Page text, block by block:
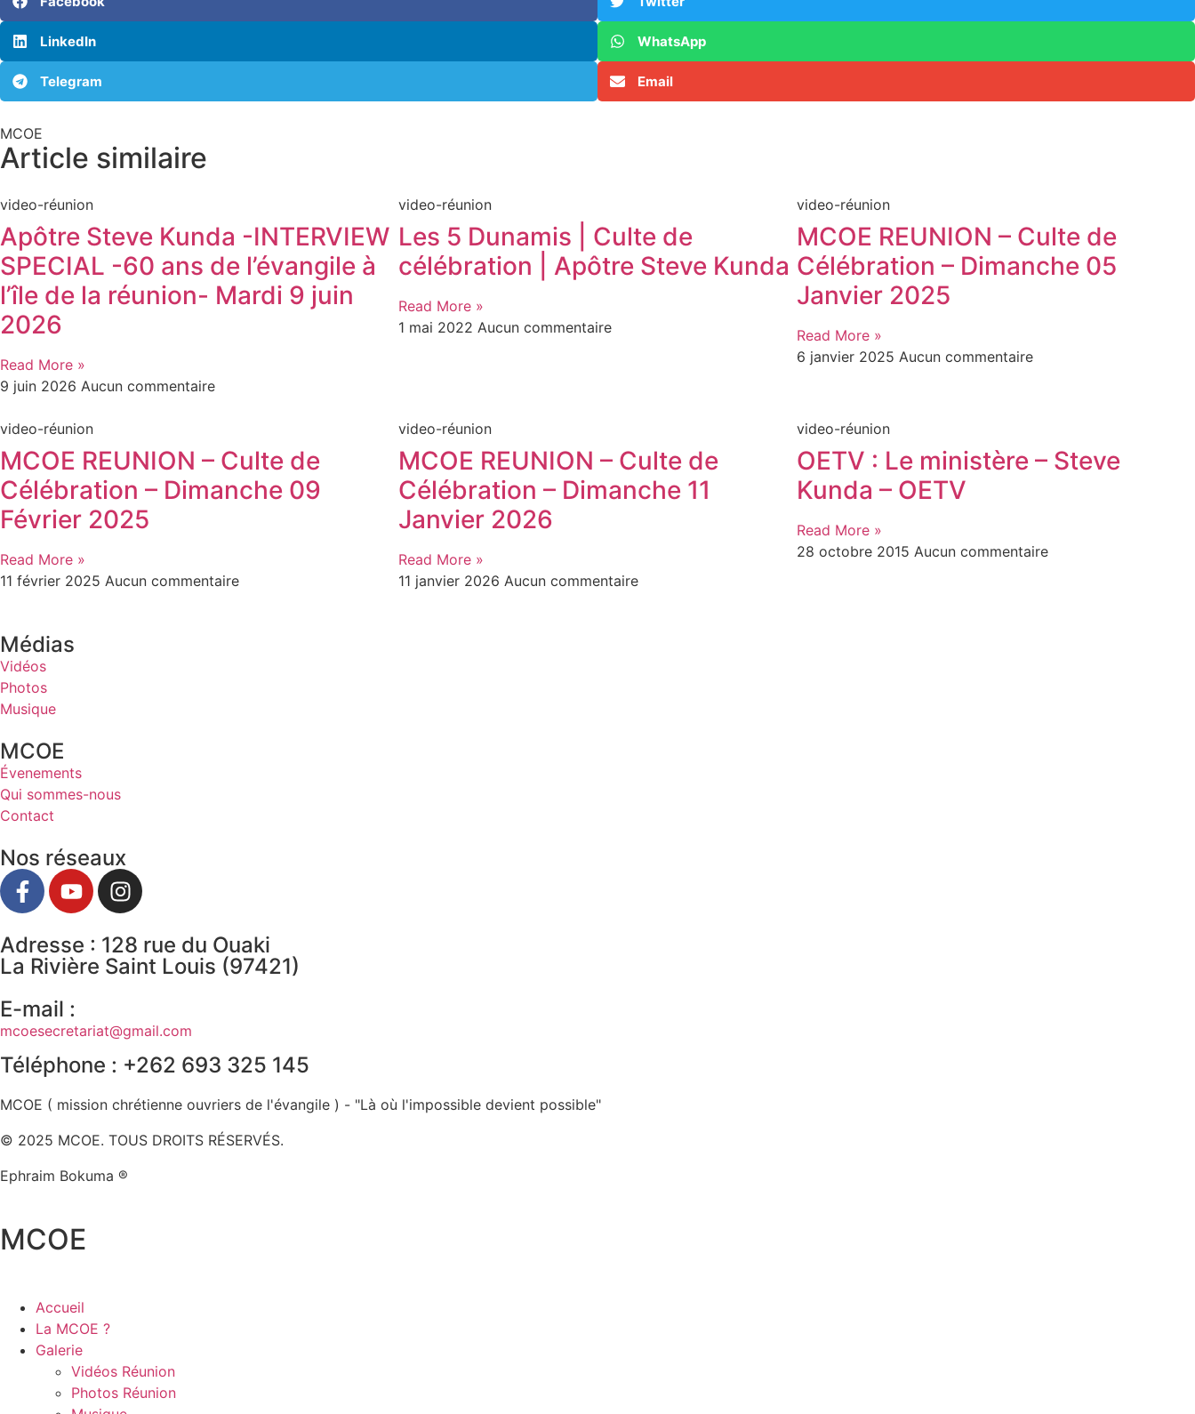
LinkedIn WhatsApp
Telegram Email
MCOE
Article similaire​
video-réunion
Apôtre Steve Kunda -INTERVIEW
SPECIAL -60 ans de l’évangile à
l’île de la réunion- Mardi 9 juin
2026
Read More »
9 juin 2026 Aucun commentaire
video-réunion
Les 5 Dunamis | Culte de
célébration | Apôtre Steve Kunda
Read More »
1 mai 2022 Aucun commentaire
video-réunion
MCOE REUNION – Culte de
Célébration – Dimanche 05
Janvier 2025
Read More »
6 janvier 2025 Aucun commentaire
video-réunion
MCOE REUNION – Culte de
Célébration – Dimanche 09
Février 2025
Read More »
11 février 2025 Aucun commentaire
video-réunion
MCOE REUNION – Culte de
Célébration – Dimanche 11
Janvier 2026
Read More »
11 janvier 2026 Aucun commentaire
video-réunion
OETV : Le ministère – Steve
Kunda – OETV
Read More »
28 octobre 2015 Aucun commentaire
Médias
Vidéos
Photos
Musique
MCOE
Évenements
Qui sommes-nous
Contact
Nos réseaux
Adresse : 128 rue du Ouaki
La Rivière Saint Louis (97421)
E-mail :
mcoesecretariat@gmail.com
Téléphone : +262 693 325 145
MCOE ( mission chrétienne ouvriers de l'évangile ) - "Là où l'impossible devient possible"
© 2025 MCOE. TOUS DROITS RÉSERVÉS.
Ephraim Bokuma ®
MCOE
Accueil
La MCOE ?
Galerie
Vidéos Réunion
Photos Réunion